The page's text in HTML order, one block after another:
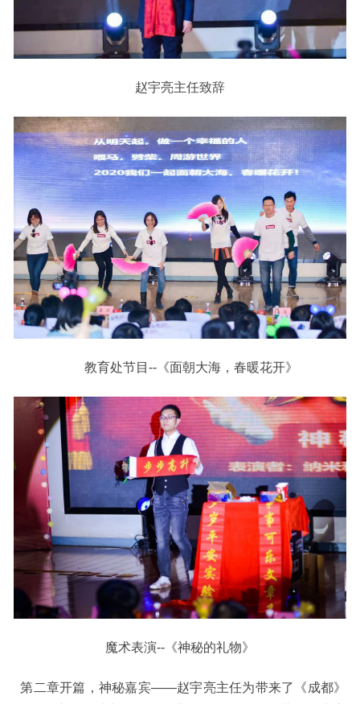
赵宇亮主任致辞
教育处节目-- 《面朝大海，春暖花开》
魔术表演--《神秘的礼物》
第二章开篇，神秘嘉宾——赵宇亮主任为带来了《成都》